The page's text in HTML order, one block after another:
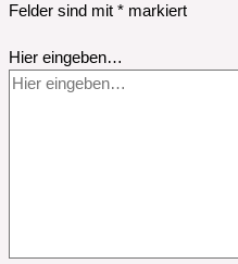
Felder sind mit * markiert
Hier eingeben…